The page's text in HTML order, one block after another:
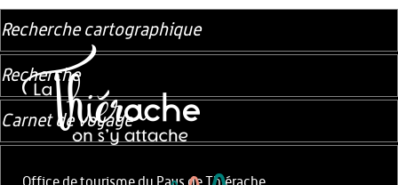
Recherche cartographique
Recherche
Carnet de voyage